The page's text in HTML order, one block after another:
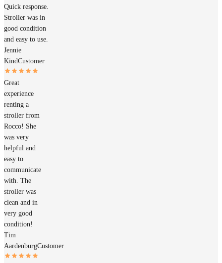
Quick response.
Stroller was in
good condition
and easy to use.
Jennie
KindCustomer
Great
experience
renting a
stroller from
Rocco! She
was very
helpful and
easy to
communicate
with. The
stroller was
clean and in
very good
condition!
Tim
AardenburgCustomer